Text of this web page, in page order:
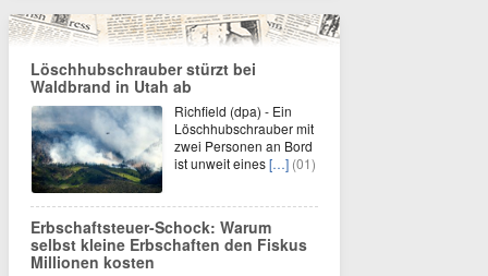
Löschhubschrauber stürzt bei
Waldbrand in Utah ab
Richfield (dpa) - Ein
Löschhubschrauber mit
zwei Personen an Bord
ist unweit eines[…] (01)
Erbschaftsteuer-Schock: Warum
selbst kleine Erbschaften den Fiskus
Millionen kosten